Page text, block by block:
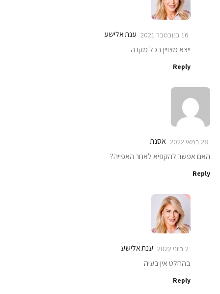
ענת אלישע 16 בנובמבר 2021
ייצא מצויין בכל מקרה
Reply
אסנת 28 במאי 2022
האם אפשר להקפיא לאחר האפייה?
Reply
ענת אלישע 2 ביוני 2022
בהחלט אין בעיה
Reply